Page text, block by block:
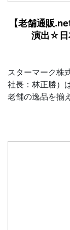
【老舗通販
演出☆日
スターマーク株
社長：林正勝）
老舗の逸品を揃